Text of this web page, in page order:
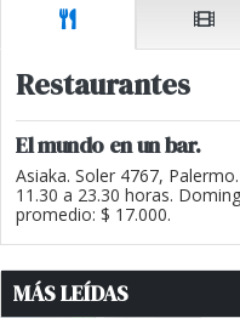
Restaurantes
El mundo en un bar.
Asiaka. Soler 4767,
11.30 a 23.30 horas.
promedio: $ 17.000.
MÁS LEÍDAS